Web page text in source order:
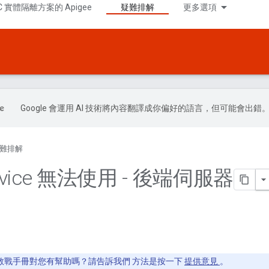
實體隔離方案的 Apigee 疑難排解 更多選項
Google 會運用 AI 技術將內容翻譯成你偏好的語言，但可能會出錯
排解
無法使用 - 後端伺服器
戰手冊對您有幫助嗎？請告訴我們 方法是按一下提供意見 。